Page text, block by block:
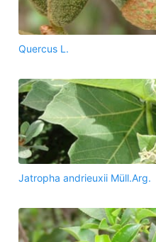
Quercus L.
Jatropha andrieuxii Müll.Arg.